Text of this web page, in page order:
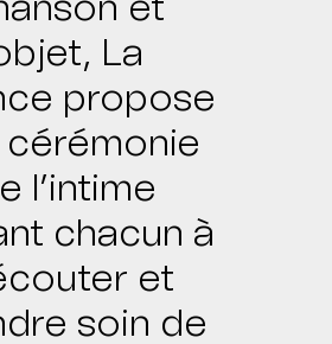
et
La
propose
cérémonie
l’intime
chacun à
et
soin de